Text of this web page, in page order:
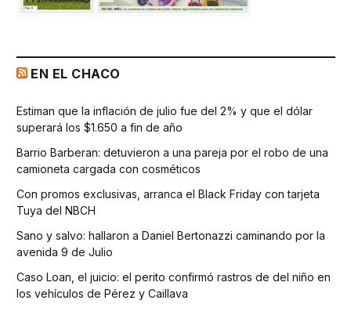
EN EL CHACO
Estiman que la inflación de julio fue del 2% y que el dólar
superará los $1.650 a fin de año
Barrio Barberan: detuvieron a una pareja por el robo de una
camioneta cargada con cosméticos
Con promos exclusivas, arranca el Black Friday con tarjeta
Tuya del NBCH
Sano y salvo: hallaron a Daniel Bertonazzi caminando por la
avenida 9 de Julio
Caso Loan, el juicio: el perito confirmó rastros de del niño en
los vehículos de Pérez y Caillava